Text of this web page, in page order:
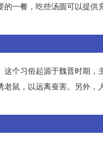
一餐，吃些汤圆可以提供
个习俗起源于魏晋时期，
鼠，以远离蚕害。另外，